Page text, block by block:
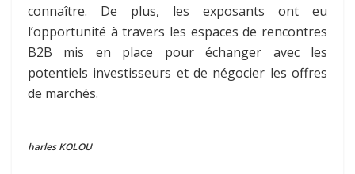
connaître. De plus, les exposants ont eu
l’opportunité à travers les espaces de rencontres
B2B mis en place pour échanger avec les
potentiels investisseurs et de négocier les offres
de marchés.
harles KOLOU